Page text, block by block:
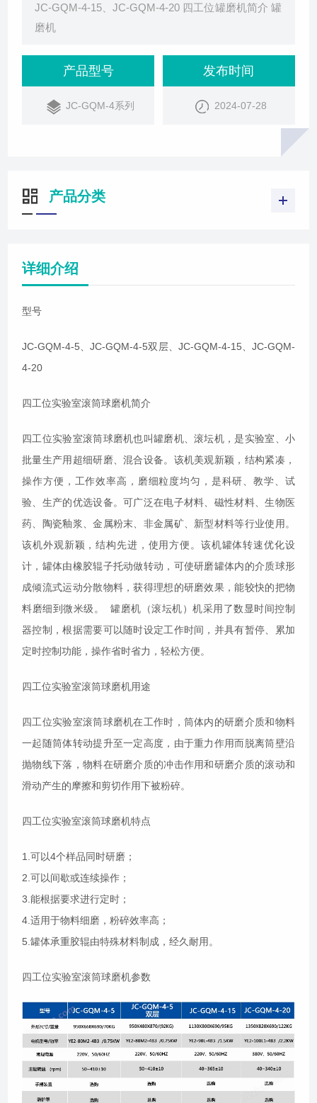
JC-GQM-4-15、JC-GQM-4-20 四工位罐磨机简介 罐
磨机
产品型号
JC-GQM-4系列
发布时间
2024-07-28
产品分类
详细介绍
型号
JC-GQM-4-5、JC-GQM-4-5双层、 JC-GQM-4-15、JC-GQM-
4-20
四工位实验室滚筒球磨机简介
四工位实验室滚筒球磨机也叫罐磨机、滚坛机，是实验室、小
批量生产用超细研磨、混合设备。该机美观新颖，结构紧凑，
操作方便，工作效率高，磨细粒度均匀，是科研、教学、试
验、生产的优选设备。可广泛在电子材料、磁性材料、生物医
药、陶瓷釉浆、金属粉末、非金属矿、新型材料等行业使用。
该机外观新颖，结构先进，使用方便。该机罐体转速优化设
计，罐体由橡胶辊子托动做转动，可使研磨罐体内的介质球形
成倾流式运动分散物料，获得理想的研磨效果，能较快的把物
料磨细到微米级。 罐磨机（滚坛机）机采用了数显时间控制
器控制，根据需要可以随时设定工作时间，并具有暂停、累加
定时控制功能，操作省时省力，轻松方便。
四工位实验室滚筒球磨机用途
四工位实验室滚筒球磨机在工作时，筒体内的研磨介质和物料
一起随筒体转动提升至一定高度，由于重力作用而脱离筒壁沿
抛物线下落，物料在研磨介质的冲击作用和研磨介质的滚动和
滑动产生的摩擦和剪切作用下被粉碎。
四工位实验室滚筒球磨机特点
1.可以4个样品同时研磨；
2.可以间歇或连续操作；
3.能根据要求进行定时；
4.适用于物料细磨，粉碎效率高；
5.罐体承重胶辊由特殊材料制成，经久耐用。
四工位实验室滚筒球磨机参数